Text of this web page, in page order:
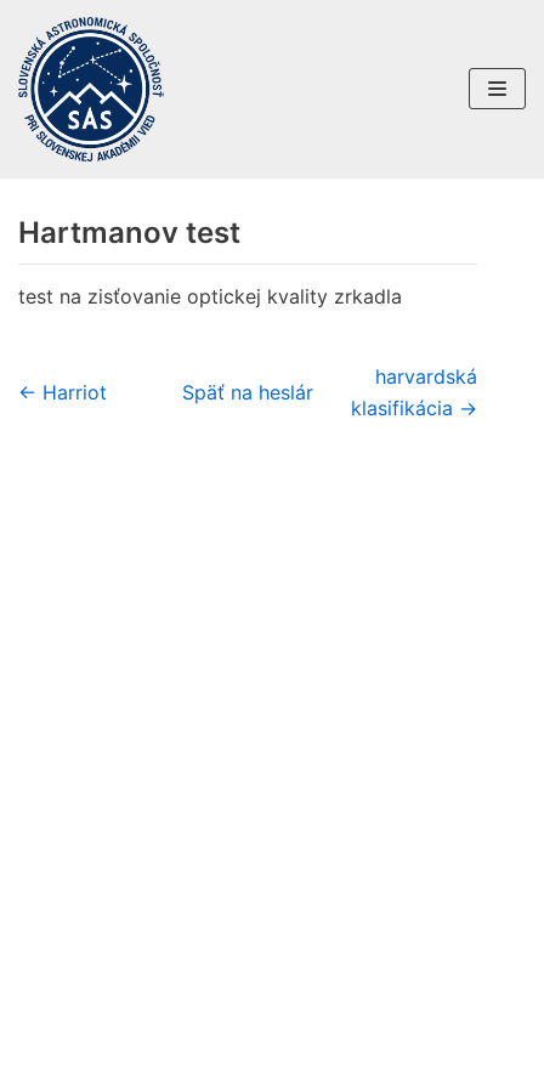
Preskočiť
na
obsah
Hartmanov test
test na zisťovanie optickej kvality zrkadla
← Harriot Späť na heslár
harvardská
klasifikácia →